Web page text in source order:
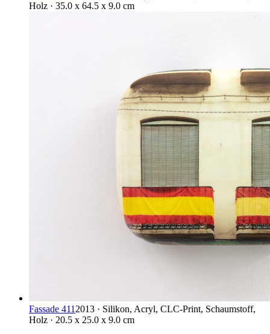
Holz · 35.0 x 64.5 x 9.0 cm
Fassade 411 2013 · Silikon, Acryl, CLC-Print, Schaumstoff,
Holz · 20.5 x 25.0 x 9.0 cm